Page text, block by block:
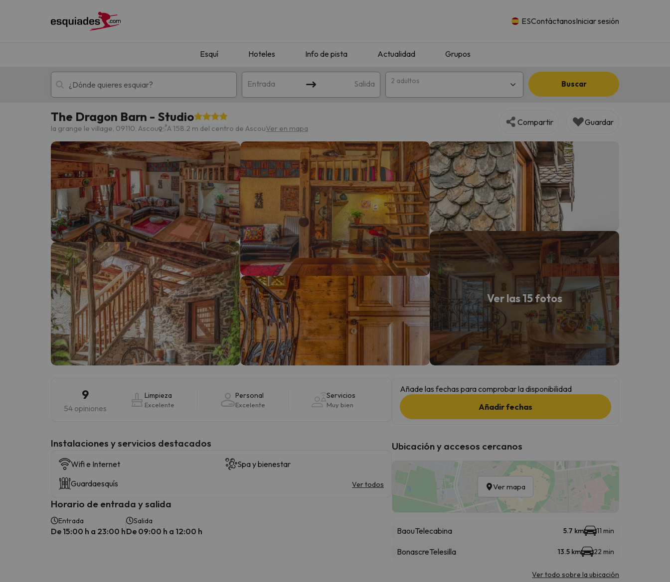
ESContáctanosIniciar sesión
Esquí Hoteles Info de pista Actualidad Grupos
Entrada Salida 2 adultos Buscar
Esquí Escapadas
¡Vaya! No hemos encontrado ningún resultado que coincida con tu búsqueda. Prueba a modificar el destino.
¡Vaya! Parece que nuestro buscador ha perdido el norte. En cuanto encuentre su brújula vuelve.
The Dragon Barn - Studio
la grange le village, 09110, Ascou A 158.2 m del centro de AscouVer en mapa
Compartir Guardar
Ver las 15 fotos
9
54 opiniones
Limpieza
Excelente
Personal
Excelente
Servicios
Muy bien
Instalaciones y servicios destacados
Wifi e Internet
Spa y bienestar
Guardaesquís
Ver todos
Horario de entrada y salida
Entrada
De 15:00 h a 23:00 h
Salida
De 09:00 h a 12:00 h
Añade las fechas para comprobar la disponibilidad
Añadir fechas
Ubicación y accesos cercanos
Ver mapa
BaouTelecabina 5.7 km 11 min
BonascreTelesilla 13.5 km 22 min
Ver todo sobre la ubicación